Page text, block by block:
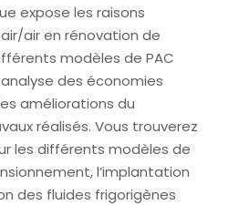
expose les raisons
air/air en rénovation de
modèles de PAC
des économies
améliorations du
réalisés. Vous trouverez
les différents modèles de
l’implantation
des fluides frigorigènes